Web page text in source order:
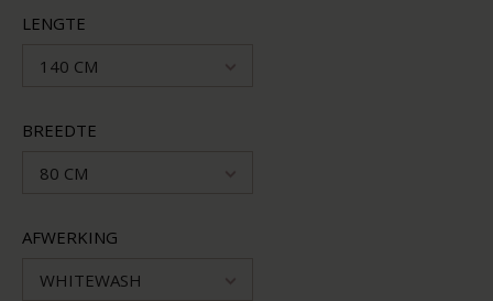
LENGTE
140 CM
BREEDTE
80 CM
AFWERKING
WHITEWASH